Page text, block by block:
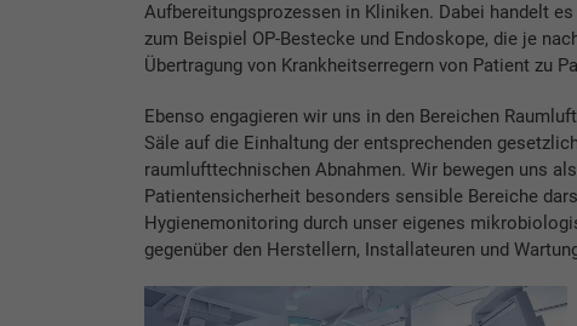
Aufbereitungsprozessen in Kliniken. Dabei handelt
zum Beispiel OP-Bestecke und Endoskope, die je
Übertragung von Krankheitserregern von Patient zu
Ebenso engagieren wir uns in den Bereichen
Säle auf die Einhaltung der entsprechenden
raumlufttechnischen Abnahmen. Wir bewegen uns
Patientensicherheit besonders sensible Bereiche
Hygienemonitoring durch unser eigenes
gegenüber den Herstellern, Installateuren und